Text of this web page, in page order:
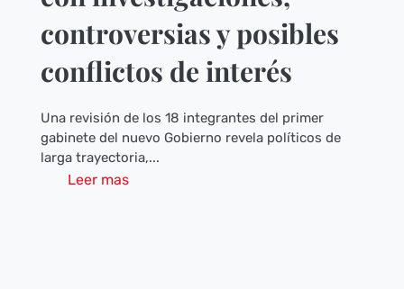
controversias y posibles
conflictos de interés
Una revisión de los 18 integrantes del primer
gabinete del nuevo Gobierno revela políticos de
larga trayectoria,...
Leer mas